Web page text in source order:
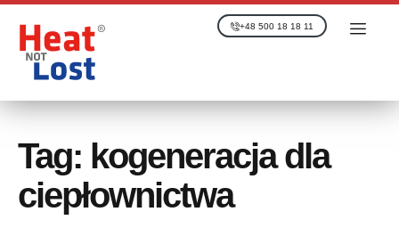
+48 500 18 18 11
Tag: kogeneracja dla
ciepłownictwa